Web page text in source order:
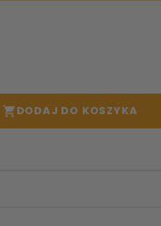
DODAJ DO KOSZYKA